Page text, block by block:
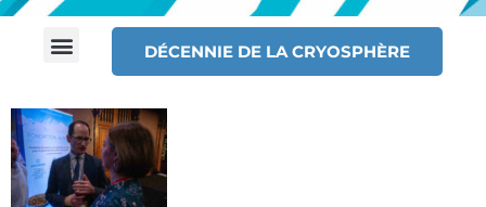
DÉCENNIE DE LA CRYOSPHÈRE